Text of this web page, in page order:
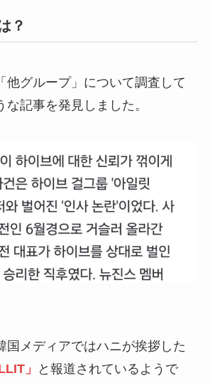
？
他グループ」について調査して
記事を発見しました。
国メディアではハニが挨拶した
」
と報道されているようで